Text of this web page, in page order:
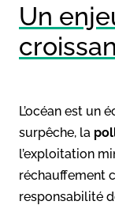
Un
L’océan est un
surpêche, la
l’exploitation
réchauffement
responsabilité